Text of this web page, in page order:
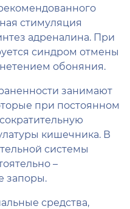
стимуляция
адреналина. При
синдром отмены
обоняния.
занимают
при постоянном
кишечника. В
системы
–
запоры.
средства,